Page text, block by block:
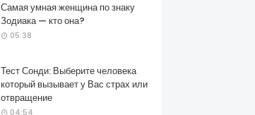
Самая умная женщина по знаку
Зодиака — кто она?
05:38
Тест Сонди: Выберите человека
который вызывает у Вас страх или
отвращение
04:54